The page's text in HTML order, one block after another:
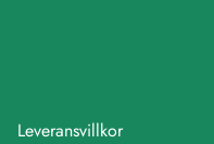
Leveransvillkor